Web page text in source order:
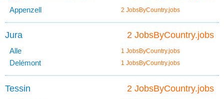
Appenzell 2 JobsByCountry.jobs
2 JobsByCountry.jobs
Jura
Alle 1 JobsByCountry.jobs
Delémont 1 JobsByCountry.jobs
2 JobsByCountry.jobs
Tessin